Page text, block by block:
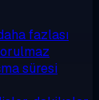
fazlası
süresi